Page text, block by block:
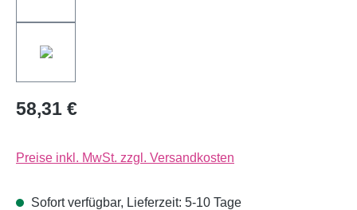
58,31 €
Preise inkl. MwSt. zzgl. Versandkosten
Sofort verfügbar, Lieferzeit: 5-10 Tage